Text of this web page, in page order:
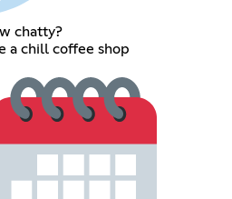
chatty?
a chill coffee shop